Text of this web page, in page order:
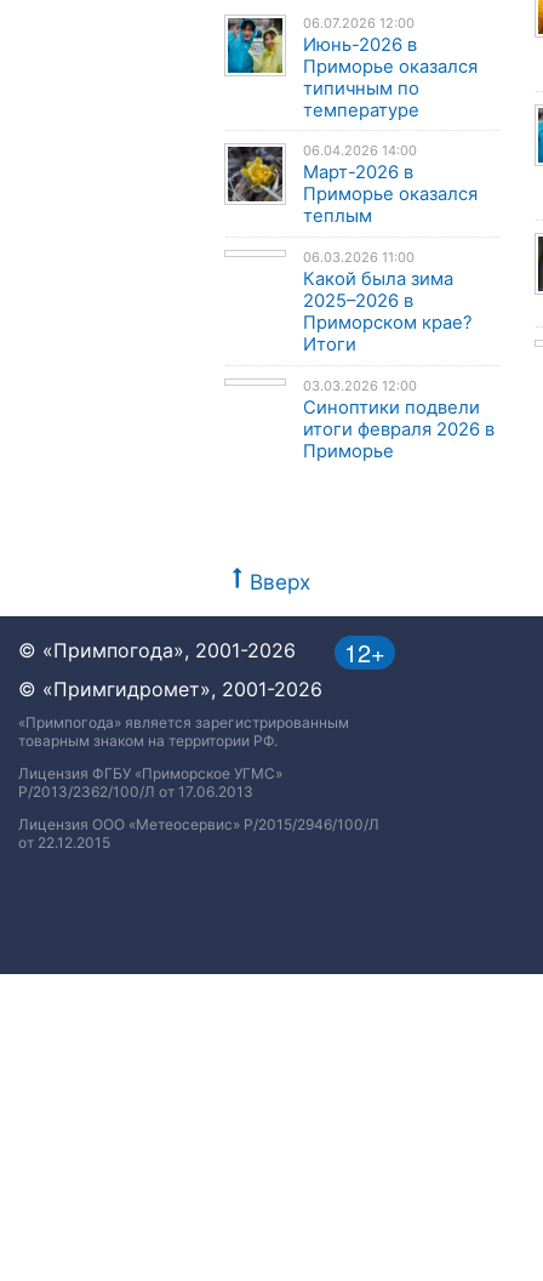
06.07.2026 12:00
Июнь-2026 в
Приморье оказался
типичным по
температуре
06.04.2026 14:00
Март-2026 в
Приморье оказался
теплым
06.03.2026 11:00
Какой была зима
2025–2026 в
Приморском крае?
Итоги
03.03.2026 12:00
Синоптики подвели
итоги февраля 2026 в
Приморье
Вверх
12+
© «Примпогода», 2001-2026
© «Примгидромет», 2001-2026
«Примпогода» является зарегистрированным
товарным знаком на территории РФ.
Лицензия ФГБУ «Приморское УГМС»
Р/2013/2362/100/Л от 17.06.2013
Лицензия ООО «Метеосервис» Р/2015/2946/100/Л
от 22.12.2015